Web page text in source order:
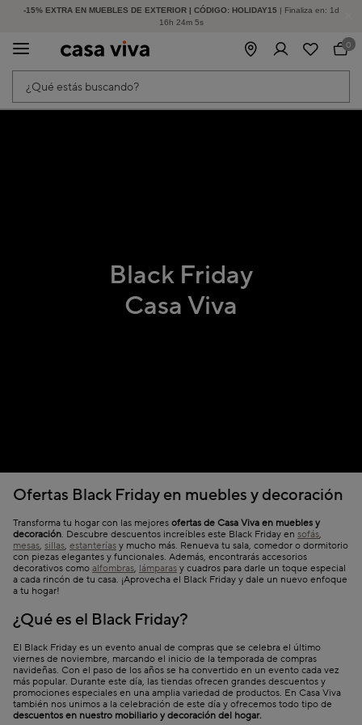
-15% EXTRA EN MUEBLES DE EXTERIOR | CÓDIGO: HOLIDAY15 | Finaliza en: 1d
16h 24m 5s
HASTA -60% DE DESCUENTO | SEGUNDAS REBAJAS
¿Qué estás buscando?
0
Black Friday
Casa Viva
Ofertas Black Friday en muebles y decoración
Transforma tu hogar con las mejores ofertas de Casa Viva en muebles y
decoración. Descubre descuentos increíbles este Black Friday en sofás,
mesas, sillas, estanterías y mucho más. Renueva tu sala, comedor o dormitorio
con piezas elegantes y funcionales. Además, encontrarás accesorios
decorativos como alfombras, lámparas y cuadros para darle un toque especial
a cada rincón de tu casa. ¡Aprovecha el Black Friday y dale un nuevo enfoque
a tu hogar!
¿Qué es el Black Friday?
El Black Friday es un evento anual de compras que se celebra el último
viernes de noviembre, marcando el inicio de la temporada de compras
navideñas. Con el paso de los años se ha convertido en un evento cada vez
más popular. Durante este día, las tiendas ofrecen grandes descuentos y
promociones especiales en una amplia variedad de productos. En Casa Viva
también nos unimos a la celebración de este día y ofrecemos todo tipo de
descuentos en nuestro mobiliario y decoración del hogar.